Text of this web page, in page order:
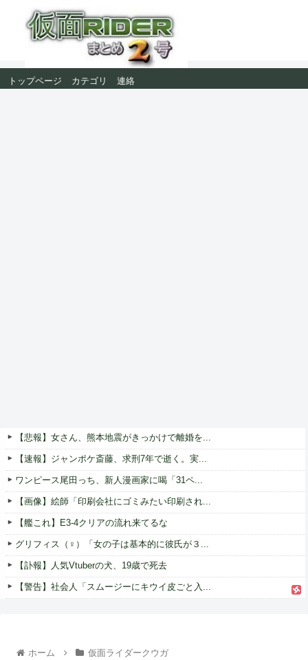
トップページ カテゴリ 連絡
【悲報】女さん、熊本地震がきっかけで離婚を...
【速報】ジャンポケ斎藤、求刑7年で逝く。実...
ワンピース尾田っち、新人漫画家に喝「31ペ...
【画像】絵師「印刷会社にゴミみたい印刷され...
【艦これ】E3-4クリアの流れ来てるな
グリフィス（♀）「女の子は基本的に彼氏が３...
【訃報】人気Vtuberの犬、19歳で死去
【警告】社会人「スムージーにキウイ皮ごと入...
ホーム 仮面ライダークウガ